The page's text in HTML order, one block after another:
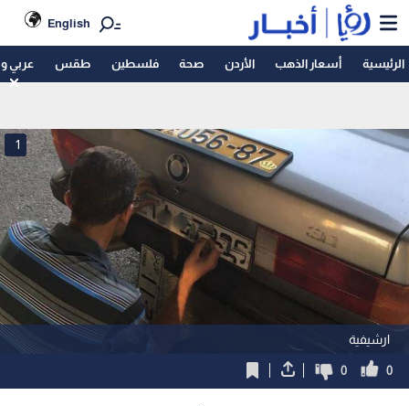
English
الرئيسية أسعار الذهب الأردن صحة فلسطين طقس عربي
ارشيفية
1
0
0